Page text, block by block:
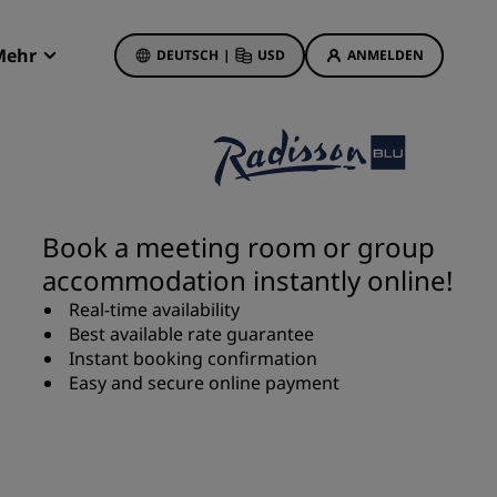
DEUTSCH | USD ANMELDEN
Hotelangebote
Bonus für die erste Buchung
Deals of the Day
Im Voraus buchen
Unsere Angebote anzeigen
Book a meeting room or group
accommodation instantly online!
Real-time availability
Best available rate guarantee
Instant booking confirmation
Easy and secure online payment